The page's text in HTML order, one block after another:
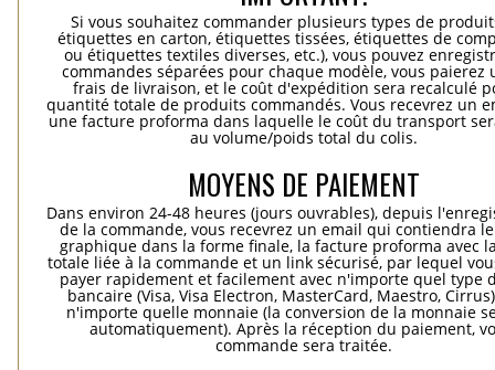
Si vous souhaitez commander plusieurs types de
étiquettes en carton, étiquettes tissées, étiquettes de
ou étiquettes textiles diverses, etc.), vous pouvez
commandes séparées pour chaque modèle, vous paierez
frais de livraison, et le coût d'expédition sera recalculé
quantité totale de produits commandés. Vous recevrez un
une facture proforma dans laquelle le coût du transport
au volume/poids total du colis.
MOYENS DE PAIEMENT
Dans environ 24-48 heures (jours ouvrables), depuis
de la commande, vous recevrez un email qui contiendra
graphique dans la forme finale, la facture proforma avec
totale liée à la commande et un link sécurisé, par lequel
payer rapidement et facilement avec n'importe quel type
bancaire (Visa, Visa Electron, MasterCard, Maestro,
n'importe quelle monnaie (la conversion de la monnaie
automatiquement). Après la réception du paiement,
commande sera traitée.